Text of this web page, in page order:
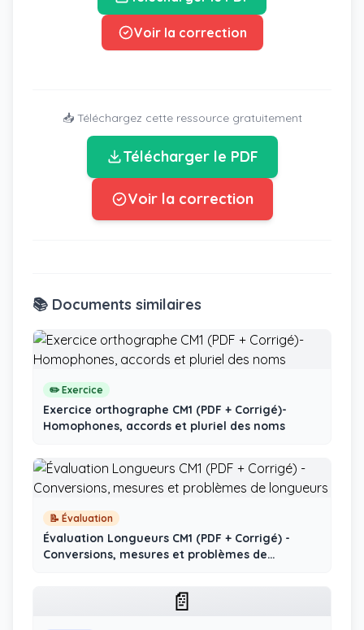
Voir la correction
📥 Téléchargez cette ressource gratuitement
Télécharger le PDF
Voir la correction
📚 Documents similaires
✏️ Exercice
Exercice orthographe CM1 (PDF + Corrigé)-
Homophones, accords et pluriel des noms
📝 Évaluation
Évaluation Longueurs CM1 (PDF + Corrigé) -
Conversions, mesures et problèmes de
📄